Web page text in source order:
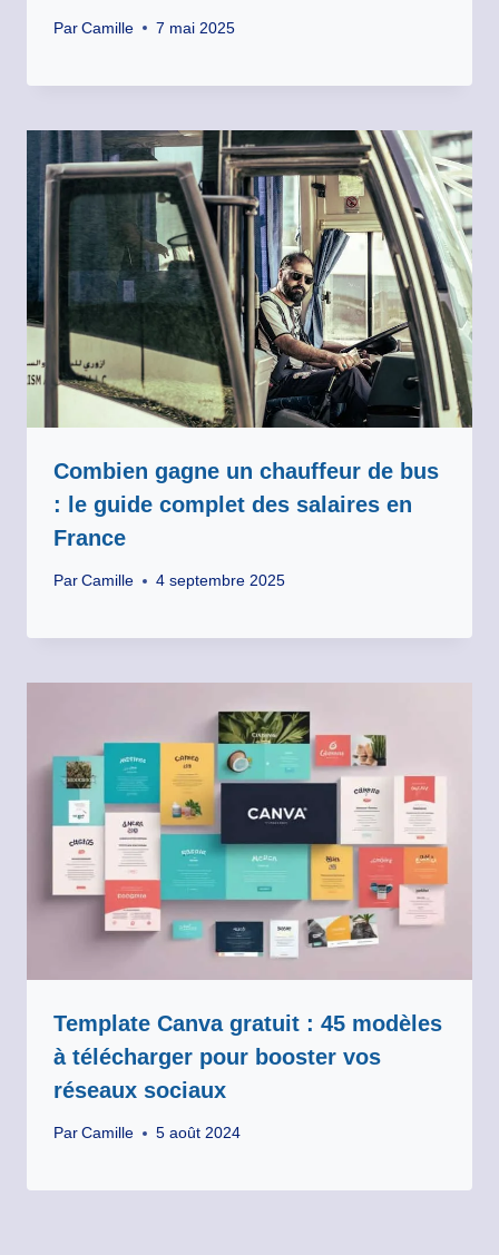
Par Camille 7 mai 2025
Combien gagne un chauffeur de bus
: le guide complet des salaires en
France
Par Camille 4 septembre 2025
Template Canva gratuit : 45 modèles
à télécharger pour booster vos
réseaux sociaux
Par Camille 5 août 2024